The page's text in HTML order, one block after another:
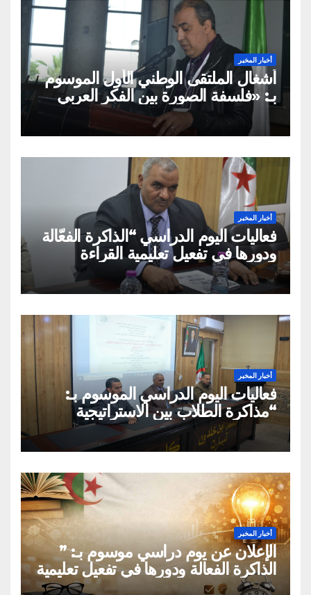
أخبار المخبر
أشغال الملتقى الوطني الأول الموسوم
بـ: «فلسفة الصورة بين الفكر العربي
الإسلامي والفكر الغربي: من
الميتافيزيقيا المتعالية إلى الممارسة
أخبار المخبر
فعاليات اليوم الدراسي “الذاكرة الفعّالة
ودورها في تفعيل تعليمية القراءة
السريعة والقراءة التصويرية”
أخبار المخبر
فعاليات اليوم الدراسي الموسوم بـ:
“مذاكرة الطلاب بين الاستراتيجية
العلمية الواعية والتقليد الاعتباطي”
أخبار المخبر
الإعلان عن يوم دراسي موسوم بـ: ”
الذاكرة الفعالة ودورها في تفعيل تعليمية
القراءة السريعة والقراءة التصويرية”